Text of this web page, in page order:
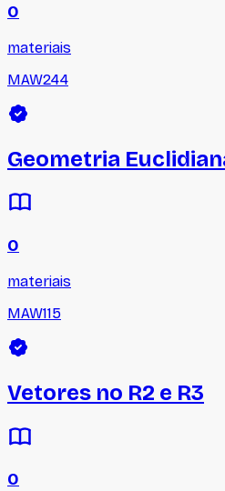
0
materiais
MAW244
Geometria
0
materiais
MAW115
Vetores no R2 e R3
0